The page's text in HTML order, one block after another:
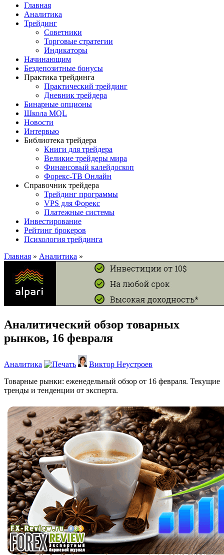
Главная
Аналитика
Трейдинг
Советники
Торговые стратегии
Индикаторы
Начинающим
Бездепозитные бонусы
Практика трейдинга
Практический трейдинг
Дневник трейдера
Бинарные опционы
Школа MQL
Новости
Интервью
Библиотека трейдера
Книги для трейдера
Великие трейдеры мира
Финансовый калейдоскоп
Форекс-ТВ Онлайн
Справочник трейдера
Трейдинг программы
VPS для Форекс
Платежные системы
Инвестирование
Рейтинг брокеров
Психология трейдинга
Главная » Аналитика »
Аналитический обзор товарных
рынков, 16 февраля
Аналитика
Виктор Неустроев
Товарные рынки: еженедельный обзор от 16 февраля. Текущие
тренды и тенденции от эксперта.